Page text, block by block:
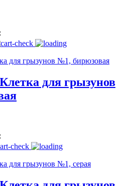
для грызунов